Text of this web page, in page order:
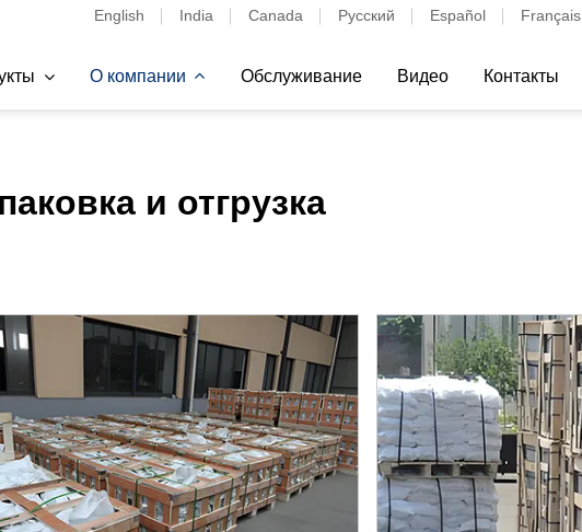
English India Canada Русский Español Français
О компании Обслуживание Видео Контакты
и отгрузка